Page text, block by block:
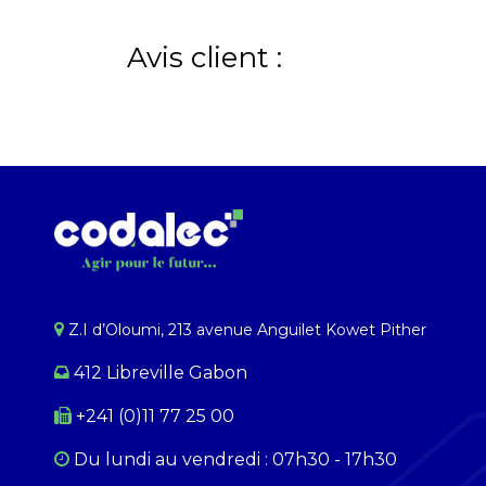
Avis client :
Z.I d’Oloumi, 213 avenue Anguilet Kowet Pither​
412 Libreville Gabon
+241 (0)11 77 25 00
Du lundi au ​​vendredi : 07h30 - 17h30